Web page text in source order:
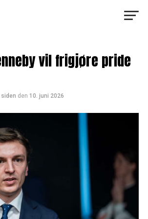
vil frigjøre pride
siden den 10. juni 2026